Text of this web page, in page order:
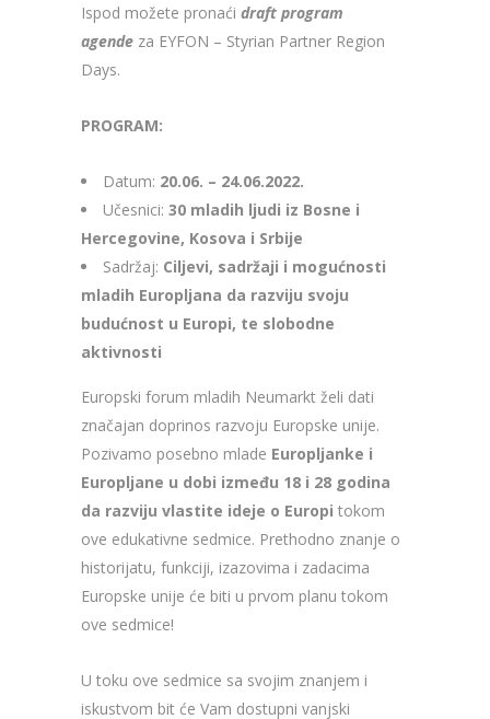
Ispod možete pronaći draft program
agende za EYFON – Styrian Partner Region
Days.
PROGRAM:
Datum: 20.06. – 24.06.2022.
Učesnici: 30 mladih ljudi iz Bosne i
Hercegovine, Kosova i Srbije
Sadržaj: Ciljevi, sadržaji i mogućnosti
mladih Europljana da razviju svoju
budućnost u Europi, te slobodne
aktivnosti
Europski forum mladih Neumarkt želi dati
značajan doprinos razvoju Europske unije.
Pozivamo posebno mlade Europljanke i
Europljane u dobi između 18 i 28 godina
da razviju vlastite ideje o Europi tokom
ove edukativne sedmice. Prethodno znanje o
historijatu, funkciji, izazovima i zadacima
Europske unije će biti u prvom planu tokom
ove sedmice!
U toku ove sedmice sa svojim znanjem i
iskustvom bit će Vam dostupni vanjski